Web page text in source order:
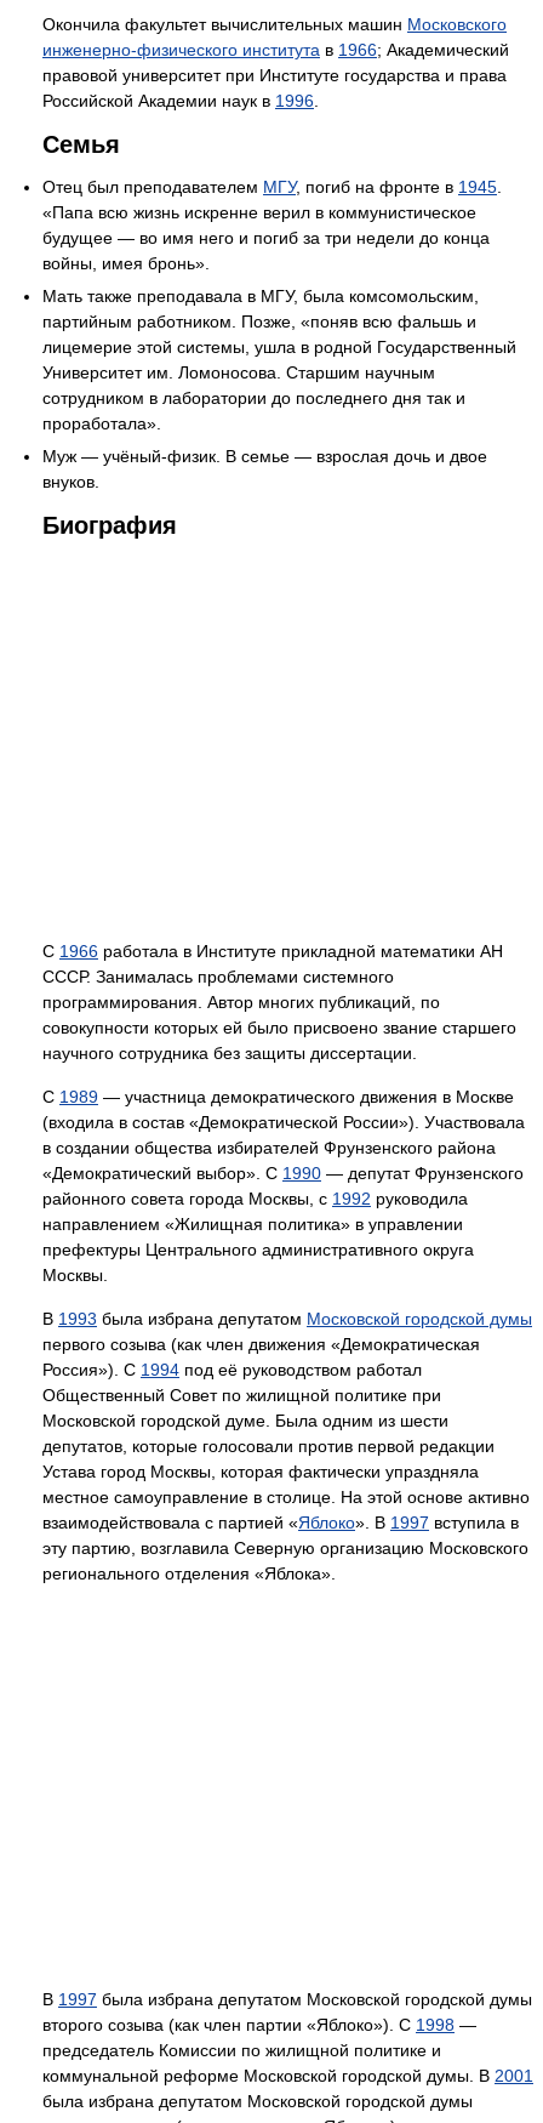
Окончила факультет вычислительных машин Московского
инженерно-физического института в 1966; Академический
правовой университет при Институте государства и права
Российской Академии наук в 1996
Семья
Отец был преподавателем МГУ, погиб на фронте в 1945
«Папа всю жизнь искренне верил в коммунистическое
будущее — во имя него и погиб за три недели до конца
войны, имея бронь».
Мать также преподавала в МГУ, была комсомольским,
партийным работником. Позже, «поняв всю фальшь и
лицемерие этой системы, ушла в родной Государственный
Университет им. Ломоносова. Старшим научным
сотрудником в лаборатории до последнего дня так и
проработала».
Муж — учёный-физик. В семье — взрослая дочь и двое
внуков.
Биография
С 1966 работала в Институте прикладной математики АН
СССР. Занималась проблемами системного
программирования. Автор многих публикаций, по
совокупности которых ей было присвоено звание старшего
научного сотрудника без защиты диссертации.
С 1989 — участница демократического движения в Москве
(входила в состав «Демократической России»). Участвовала
в создании общества избирателей Фрунзенского района
«Демократический выбор». С 1990 — депутат Фрунзенского
районного совета города Москвы, с 1992 руководила
направлением «Жилищная политика» в управлении
префектуры Центрального административного округа
Москвы.
В 1993 была избрана депутатом Московской городской думы
первого созыва (как член движения «Демократическая
Россия»). С 1994 под её руководством работал
Общественный Совет по жилищной политике при
Московской городской думе. Была одним из шести
депутатов, которые голосовали против первой редакции
Устава город Москвы, которая фактически упраздняла
местное самоуправление в столице. На этой основе активно
взаимодействовала с партией «Яблоко». В 1997 вступила в
эту партию, возглавила Северную организацию Московского
регионального отделения «Яблока».
В 1997 была избрана депутатом Московской городской думы
второго созыва (как член партии «Яблоко»). С 1998 —
председатель Комиссии по жилищной политике и
коммунальной реформе Московской городской думы. В 2001
была избрана депутатом Московской городской думы